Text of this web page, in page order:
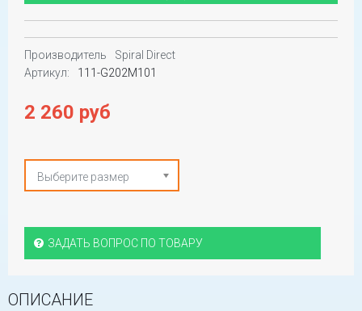
Производитель
Spiral Direct
Артикул:
111-G202M101
2 260 руб
Выберите размер
ЗАДАТЬ ВОПРОС ПО ТОВАРУ
ОПИСАНИЕ